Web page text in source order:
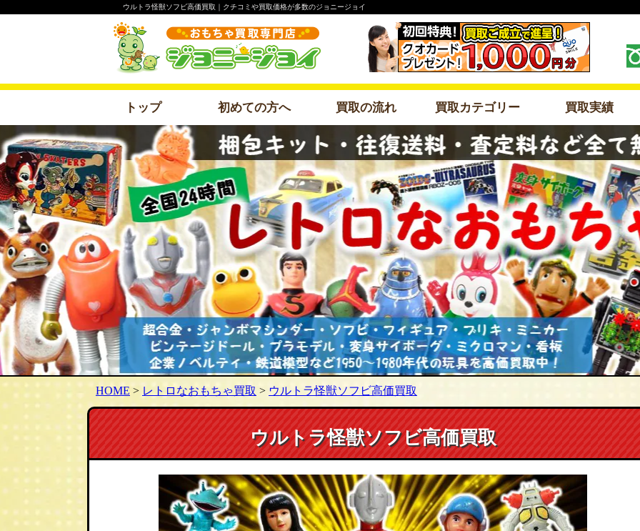
ウルトラ怪獣ソフビ高価買取｜クチコミや買取価格が多数のジョニージョイ
トップ 初めての方へ 買取の流れ 買取カテゴリー 買取実績
HOME > レトロなおもちゃ買取 > ウルトラ怪獣ソフビ高価買取
ウルトラ怪獣ソフビ高価買取